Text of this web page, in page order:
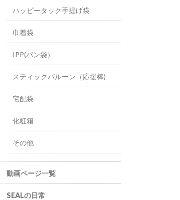
ハッピータック手提げ袋
巾着袋
IPP(パン袋）
スティックバルーン（応援棒)
宅配袋
化粧箱
その他
動画ページ一覧
SEALの日常